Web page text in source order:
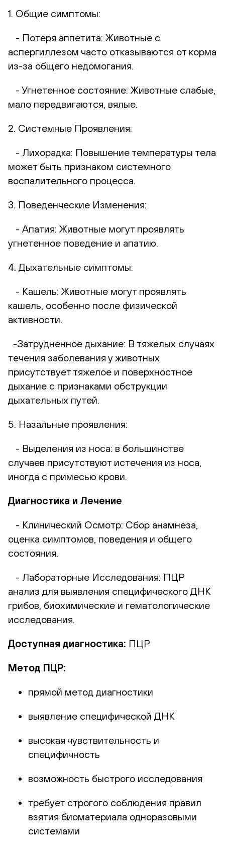
1. Общие симптомы:
- Потеря аппетита: Животные с
аспергиллезом часто отказываются от корма
из-за общего недомогания.
- Угнетенное состояние: Животные слабые,
мало передвигаются, вялые.
2. Системные Проявления:
- Лихорадка: Повышение температуры тела
может быть признаком системного
воспалительного процесса.
3. Поведенческие Изменения:
- Апатия: Животные могут проявлять
угнетенное поведение и апатию.
4. Дыхательные симптомы:
- Кашель: Животные могут проявлять
кашель, особенно после физической
активности.
-Затрудненное дыхание: В тяжелых случаях
течения заболевания у животных
присутствует тяжелое и поверхностное
дыхание с признаками обструкции
дыхательных путей.
5. Назальные проявления:
- Выделения из носа: в большинстве
случаев присутствуют истечения из носа,
иногда с примесью крови.
Диагностика и Лечение
- Клинический Осмотр: Сбор анамнеза,
оценка симптомов, поведения и общего
состояния.
- Лабораторные Исследования: ПЦР
анализ для выявления специфического ДНК
грибов, биохимические и гематологические
исследования.
Доступная диагностика: ПЦР
Метод ПЦР:
прямой метод диагностики
выявление специфической ДНК
высокая чувствительность и
специфичность
возможность быстрого исследования
требует строгого соблюдения правил
взятия биоматериала одноразовыми
системами